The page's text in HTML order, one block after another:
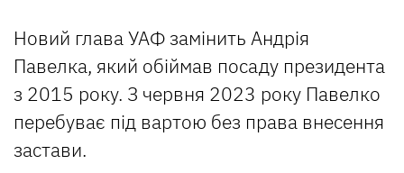
Новий глава УАФ замінить Андрія
Павелка, який обіймав посаду президента
з 2015 року. З червня 2023 року Павелко
перебуває під вартою без права внесення
застави.